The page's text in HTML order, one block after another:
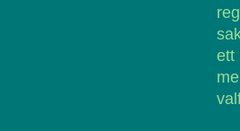
ett